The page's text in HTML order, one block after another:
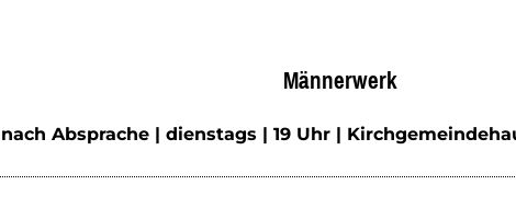
Männerwerk
nach Absprache | dienstags | 19 Uhr |